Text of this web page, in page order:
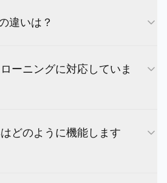
は先頭/末尾フレーム制御
editは指示ベースの既存
違いは？
動画編集（wan2.7-video-
ング対応マルチキャラクタ
頭フレームのみです。Wan
よる高速イテレーションを
ーニングに対応していま
秒のオーディオクリップ
のキャラクターの発話がソ
どのように機能します